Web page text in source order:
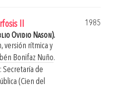
II
1985
Ovidio Nason).
versión rítmica y
Bonifaz Nuño.
Secretaría de
(Cien del